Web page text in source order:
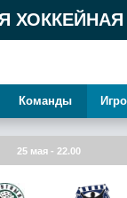
ХОККЕЙНАЯ
Команды
25 мая - 22.00